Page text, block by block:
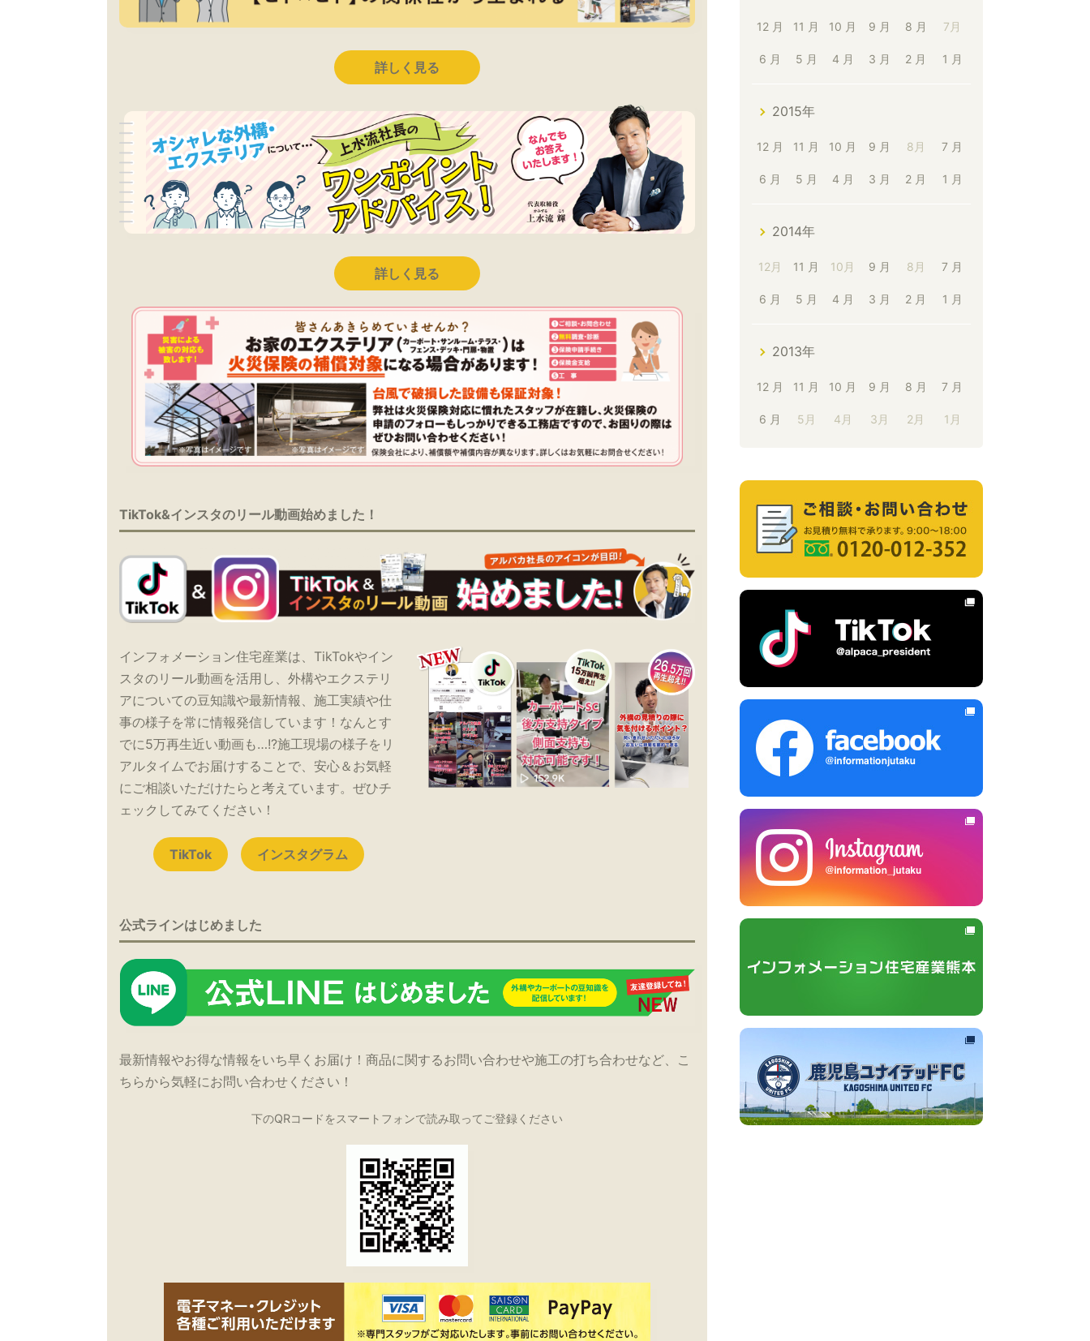
詳しく見る
詳しく見る
TikTok&インスタのリール動画始めました！
インフォメーション住宅産業は、TikTokやイン
スタのリール動画を活用し、外構やエクステリ
アについての豆知識や最新情報、施工実績や仕
事の様子を常に情報発信しています！なんとす
でに5万再生近い動画も…!?施工現場の様子をリ
アルタイムでお届けすることで、安心＆お気軽
にご相談いただけたらと考えています。ぜひチ
ェックしてみてください！
TikTok インスタグラム
公式ラインはじめました
最新情報やお得な情報をいち早くお届け！商品に関するお問い合わせや施工の打ち合わせなど、こ
ちらから気軽にお問い合わせください！
下のQRコードをスマートフォンで読み取ってご登録ください
12 月 11 月 10 月 9 月 8 月 7月
6 月 5 月 4 月 3 月 2 月 1 月
2015年
12 月 11 月 10 月 9 月 8月 7 月
6 月 5 月 4 月 3 月 2 月 1 月
2014年
12月 11 月 10月 9 月 8月 7 月
6 月 5 月 4 月 3 月 2 月 1 月
2013年
12 月 11 月 10 月 9 月 8 月 7 月
6 月 5月 4月 3月 2月 1月